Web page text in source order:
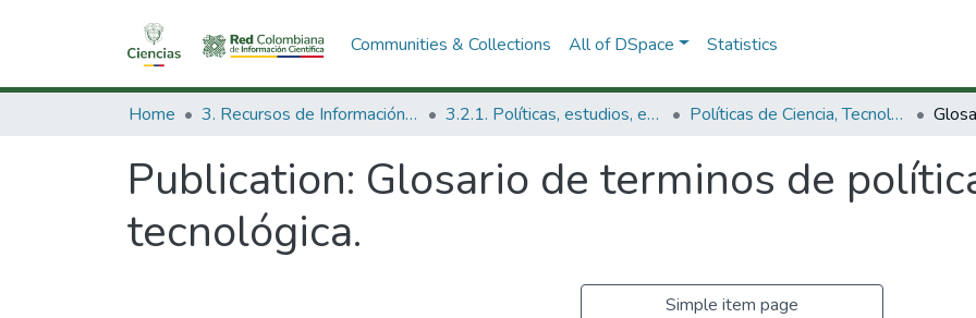
Communities & Collections All of DSpace Statistics
Home 3. Recursos de Información Científica y Tecnológica 3.2.1. Políticas, estudios, evaluaciones e indicadores de CTeI Políticas de Ciencia, Tecnología e Innovación
Publication: Glosario de terminos de
tecnológica.
Simple item page